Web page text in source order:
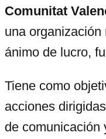
Comunitat
una
ánimo de lucro,
Tiene como
acciones
de comunicación